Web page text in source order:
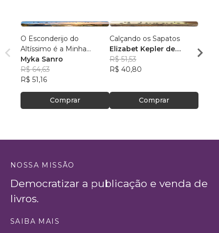
O Esconderijo do
Altíssimo é a Minha
Morada
Myka Sanro
R$ 64,63
R$ 51,16
Comprar
Calçando os Sapatos
Elizabet Kepler de
Andrade
R$ 51,53
R$ 40,80
Comprar
R$
NOSSA MISSÃO
Democratizar a publicação e venda de
livros.
SAIBA MAIS